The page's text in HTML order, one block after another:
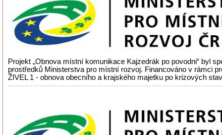
Projekt „Obnova místní komunikace Kajzedrák po povodni“ byl
prostředků Ministerstva pro místní rozvoj. Financováno v rámci
ŽIVEL 1 - obnova obecního a krajského majetku po krizových